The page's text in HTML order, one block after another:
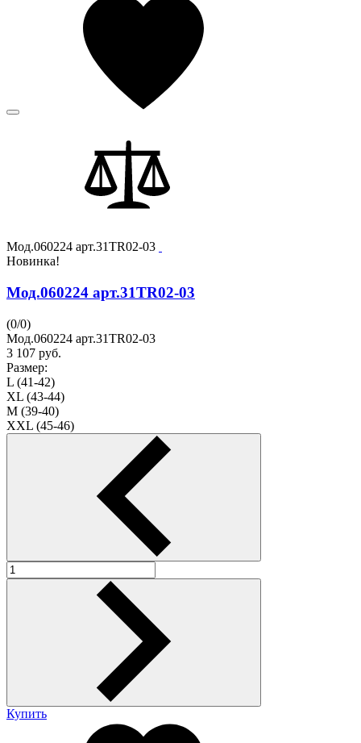
Мод.060224 арт.31TR02-03
Новинка!
Мод.060224 арт.31TR02-03
(0/0)
Мод.060224 арт.31TR02-03
3 107 руб.
Размер:
L (41-42)
XL (43-44)
M (39-40)
XXL (45-46)
Купить